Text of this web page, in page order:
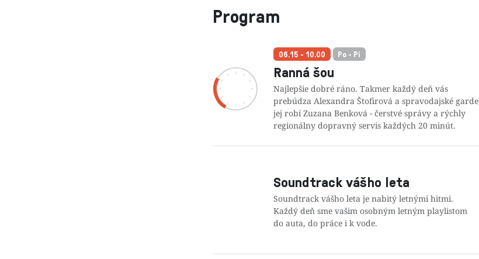
Program
06.15 - 10.00 Po - Pi
Ranná šou
Najlepšie dobré ráno. Takmer každý deň vás
prebúdza Alexandra Štofirová a spravodajské garde
jej robí Zuzana Benková - čerstvé správy a rýchly
regionálny dopravný servis každých 20 minút.
Soundtrack vášho leta
Soundtrack vášho leta je nabitý letnými hitmi.
Každý deň sme vašim osobným letným playlistom
do auta, do práce i k vode.